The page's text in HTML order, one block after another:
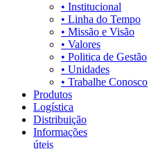
• Institucional
• Linha do Tempo
• Missão e Visão
• Valores
• Politica de Gestão
• Unidades
• Trabalhe Conosco
Produtos
Logística
Distribuição
Informações
úteis